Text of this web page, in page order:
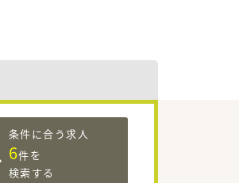
条件に合う求人
6件を
検索する